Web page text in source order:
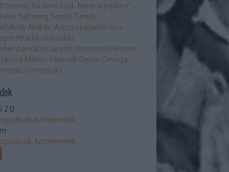
leszek, ha zene szól, fehér lepelben” –
éve halt meg Somló Tamás
András: A tiszta tagadás és a
feladás-odaadás
párnákon lányok, infravörös fényben
Miklós–Hernádi Gyula: Omega,
Omega (II.)
2.0
, kommentek
, kommentek